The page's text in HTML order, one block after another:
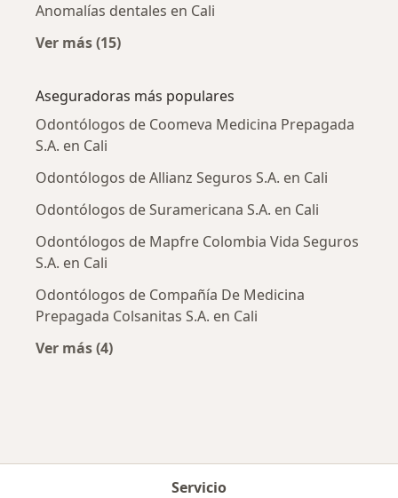
Anomalías dentales en Cali
Ver más (15)
Aseguradoras más populares
Odontólogos de Coomeva Medicina Prepagada
S.A. en Cali
Odontólogos de Allianz Seguros S.A. en Cali
Odontólogos de Suramericana S.A. en Cali
Odontólogos de Mapfre Colombia Vida Seguros
S.A. en Cali
Odontólogos de Compañía De Medicina
Prepagada Colsanitas S.A. en Cali
Ver más (4)
Servicio